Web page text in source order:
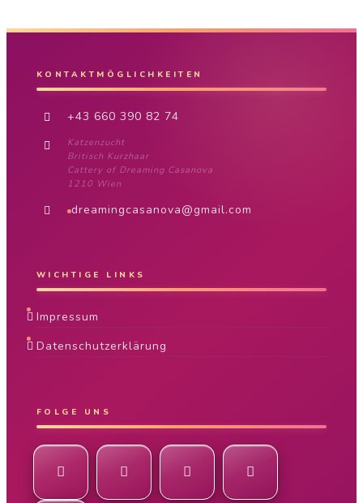
KONTAKTMÖGLICHKEITEN
+43 660 390 82 74
Katzenzucht
Britisch Kurzhaar
Cattery of Dreaming Casanova
1210 Wien
dreamingcasanova@gmail.com
WICHTIGE LINKS
Impressum
Datenschutzerklärung
FOLGE UNS